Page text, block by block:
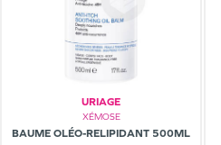
URIAGE
XÉMOSE
BAUME OLÉO-RELIPIDANT 500ML